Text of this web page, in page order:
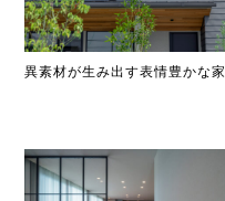
異素材が生み出す表情豊かな家